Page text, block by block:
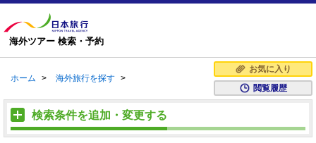
海外ツアー 検索・予約
ホーム > 海外旅行を探す >
お気に入り
閲覧履歴
検索条件を追加・変更する